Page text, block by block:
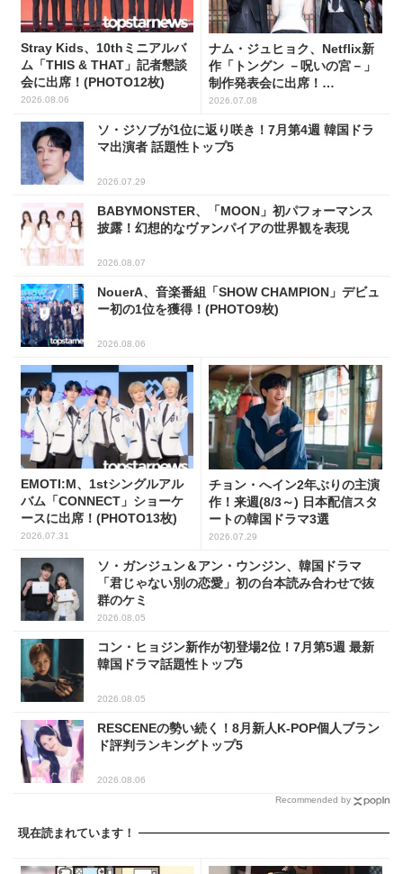
Stray Kids、10thミニアルバ
ム「THIS & THAT」記者懇談
会に出席！(PHOTO12枚)
2026.08.06
ナム・ジュヒョク、Netflix新
作「トングン －呪いの宮－」
制作発表会に出席！
(PHOTO17枚)
2026.07.08
ソ・ジソブが1位に返り咲き！7月第4週 韓国ドラ
マ出演者 話題性トップ5
2026.07.29
BABYMONSTER、「MOON」初パフォーマンス
披露！幻想的なヴァンパイアの世界観を表現
2026.08.07
NouerA、音楽番組「SHOW CHAMPION」デビュ
ー初の1位を獲得！(PHOTO9枚)
2026.08.06
EMOTI:M、1stシングルアル
バム「CONNECT」ショーケ
ースに出席！(PHOTO13枚)
2026.07.31
チョン・へイン2年ぶりの主演
作！来週(8/3～) 日本配信スタ
ートの韓国ドラマ3選
2026.07.29
ソ・ガンジュン＆アン・ウンジン、韓国ドラマ
「君じゃない別の恋愛」初の台本読み合わせで抜
群のケミ
2026.08.05
コン・ヒョジン新作が初登場2位！7月第5週 最新
韓国ドラマ話題性トップ5
2026.08.05
RESCENEの勢い続く！8月新人K-POP個人ブラン
ド評判ランキングトップ5
2026.08.06
Recommended by
現在読まれています！